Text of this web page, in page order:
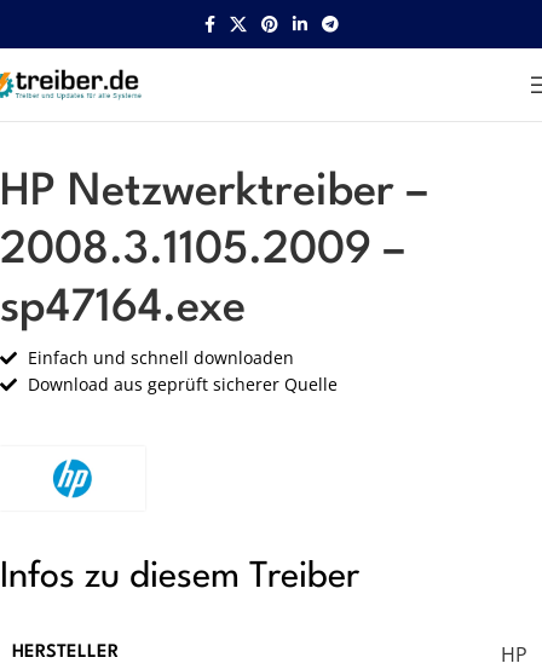
Startseite HP Netzwerk
HP Netzwerktreiber –
2008.3.1105.2009 –
sp47164.exe
Einfach und schnell downloaden
Download aus geprüft sicherer Quelle
Infos zu diesem Treiber
HERSTELLER HP